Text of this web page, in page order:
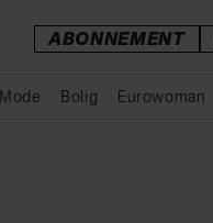
ABONNEMENT
Mode Bolig Eurowoman